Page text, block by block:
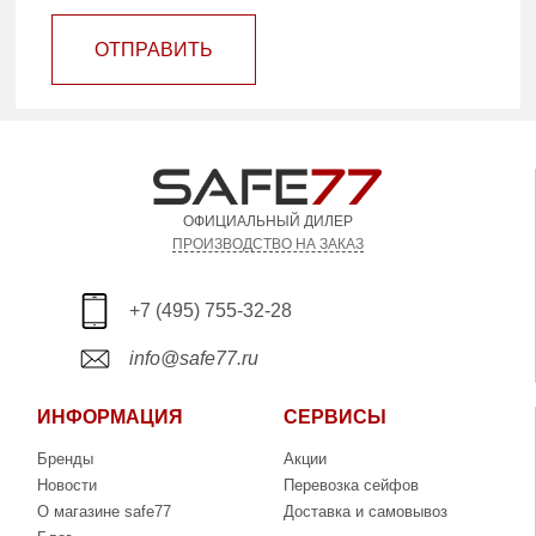
ОТПРАВИТЬ
ОФИЦИАЛЬНЫЙ ДИЛЕР
ПРОИЗВОДСТВО НА ЗАКАЗ
+7 (495) 755-32-28
info@safe77.ru
ИНФОРМАЦИЯ
Бренды
Новости
О магазине safe77
СЕРВИСЫ
Акции
Перевозка сейфов
Доставка и самовывоз